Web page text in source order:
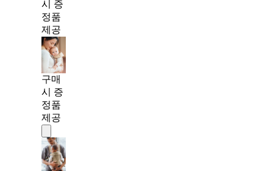
시 증
정품
제공
구매
시 증
정품
제공